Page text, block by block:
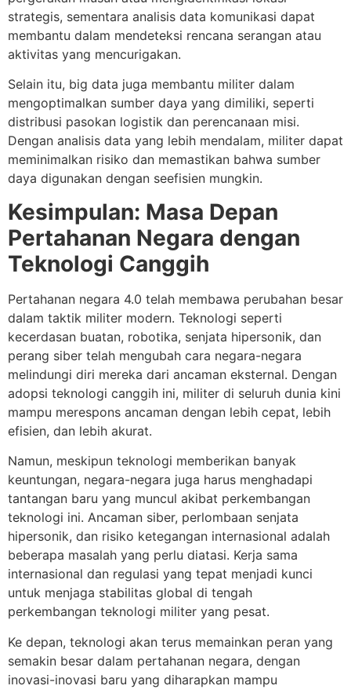
strategis, sementara analisis data komunikasi dapat
membantu dalam mendeteksi rencana serangan atau
aktivitas yang mencurigakan.
Selain itu, big data juga membantu militer dalam
mengoptimalkan sumber daya yang dimiliki, seperti
distribusi pasokan logistik dan perencanaan misi.
Dengan analisis data yang lebih mendalam, militer dapat
meminimalkan risiko dan memastikan bahwa sumber
daya digunakan dengan seefisien mungkin.
Kesimpulan: Masa Depan
Pertahanan Negara dengan
Teknologi Canggih
Pertahanan negara 4.0 telah membawa perubahan besar
dalam taktik militer modern. Teknologi seperti
kecerdasan buatan, robotika, senjata hipersonik, dan
perang siber telah mengubah cara negara-negara
melindungi diri mereka dari ancaman eksternal. Dengan
adopsi teknologi canggih ini, militer di seluruh dunia kini
mampu merespons ancaman dengan lebih cepat, lebih
efisien, dan lebih akurat.
Namun, meskipun teknologi memberikan banyak
keuntungan, negara-negara juga harus menghadapi
tantangan baru yang muncul akibat perkembangan
teknologi ini. Ancaman siber, perlombaan senjata
hipersonik, dan risiko ketegangan internasional adalah
beberapa masalah yang perlu diatasi. Kerja sama
internasional dan regulasi yang tepat menjadi kunci
untuk menjaga stabilitas global di tengah
perkembangan teknologi militer yang pesat.
Ke depan, teknologi akan terus memainkan peran yang
semakin besar dalam pertahanan negara, dengan
inovasi-inovasi baru yang diharapkan mampu